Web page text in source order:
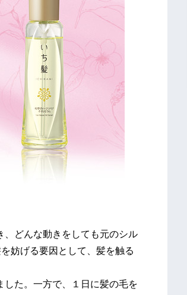
どんな動きをしても元のシル
妨げる要因として、髪を触る
た。一方で、１日に髪の毛を